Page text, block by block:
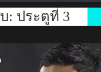
: ประตูที่ 3